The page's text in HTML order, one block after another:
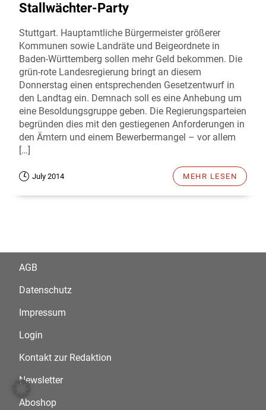
Stallwächter-Party
Stuttgart. Hauptamtliche Bürgermeister größerer
Kommunen sowie Landräte und Beigeordnete in
Baden-Württemberg sollen mehr Geld bekommen. Die
grün-rote Landesregierung bringt an diesem
Donnerstag einen entsprechenden Gesetzentwurf in
den Landtag ein. Demnach soll es eine Anhebung um
eine Besoldungsgruppe geben. Die Regierungsparteien
begründen dies mit den gestiegenen Anforderungen in
den Ämtern und einem Bewerbermangel – vor allem
[…]
July 2014 MEHR LESEN
AGB
Datenschutz
Impressum
Login
Kontakt zur Redaktion
Newsletter
Aboshop